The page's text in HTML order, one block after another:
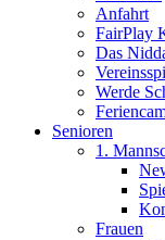
Anfahrt
FairPlay
Das
Werde
Senioren
1.
Frauen